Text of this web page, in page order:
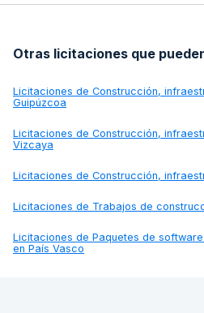
Otras licitaciones que
Licitaciones de Construcción,
Guipúzcoa
Licitaciones de Construcción,
Vizcaya
Licitaciones de Construcción,
Licitaciones de Trabajos de
Licitaciones de Paquetes de
en País Vasco